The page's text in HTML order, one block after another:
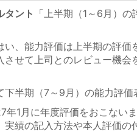
タント 「上半期（1～6月）
い、能力評価は上半期の評
させて上司とのレビュー機
半期（7～9月）の能力評価
年1月に年度評価をおこない
実績の記入方法や本人評価